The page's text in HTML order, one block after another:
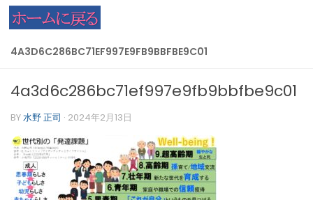
コンテンツへスキップ
4A3D6C286BC71EF997E9FB9BBFBE9C01
4a3d6c286bc71ef997e9fb9bbfbe9c01
BY水野 正司 · 2024年2月13日